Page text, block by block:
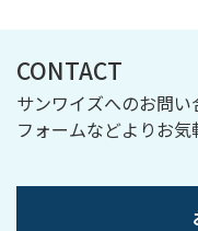
CONTACT
サンワイズへのお問
フォームなどよりお気